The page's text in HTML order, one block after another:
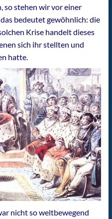
so stehen wir vor einer
bedeutet gewöhnlich: die
Krise handelt dieses
sich ihr stellten und
hatte.
nicht so weltbewegend